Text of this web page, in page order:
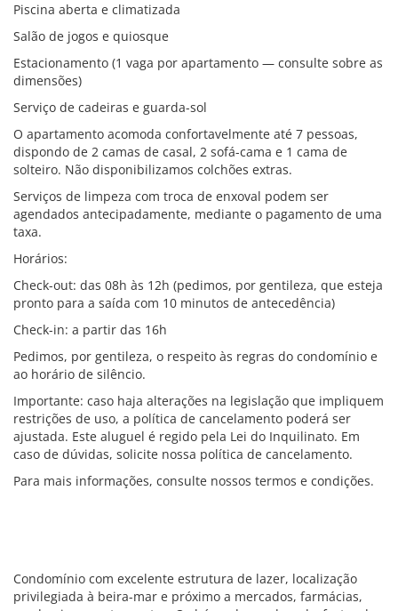
Piscina aberta e climatizada
Salão de jogos e quiosque
Estacionamento (1 vaga por apartamento — consulte sobre as
dimensões)
Serviço de cadeiras e guarda-sol
O apartamento acomoda confortavelmente até 7 pessoas,
dispondo de 2 camas de casal, 2 sofá-cama e 1 cama de
solteiro. Não disponibilizamos colchões extras.
Serviços de limpeza com troca de enxoval podem ser
agendados antecipadamente, mediante o pagamento de uma
taxa.
Horários:
Check-out: das 08h às 12h (pedimos, por gentileza, que esteja
pronto para a saída com 10 minutos de antecedência)
Check-in: a partir das 16h
Pedimos, por gentileza, o respeito às regras do condomínio e
ao horário de silêncio.
Importante: caso haja alterações na legislação que impliquem
restrições de uso, a política de cancelamento poderá ser
ajustada. Este aluguel é regido pela Lei do Inquilinato. Em
caso de dúvidas, solicite nossa política de cancelamento.
Para mais informações, consulte nossos termos e condições.
Condomínio com excelente estrutura de lazer, localização
privilegiada à beira-mar e próximo a mercados, farmácias,